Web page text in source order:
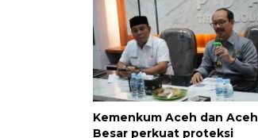
Kemenkum Aceh dan Aceh
Besar perkuat proteksi